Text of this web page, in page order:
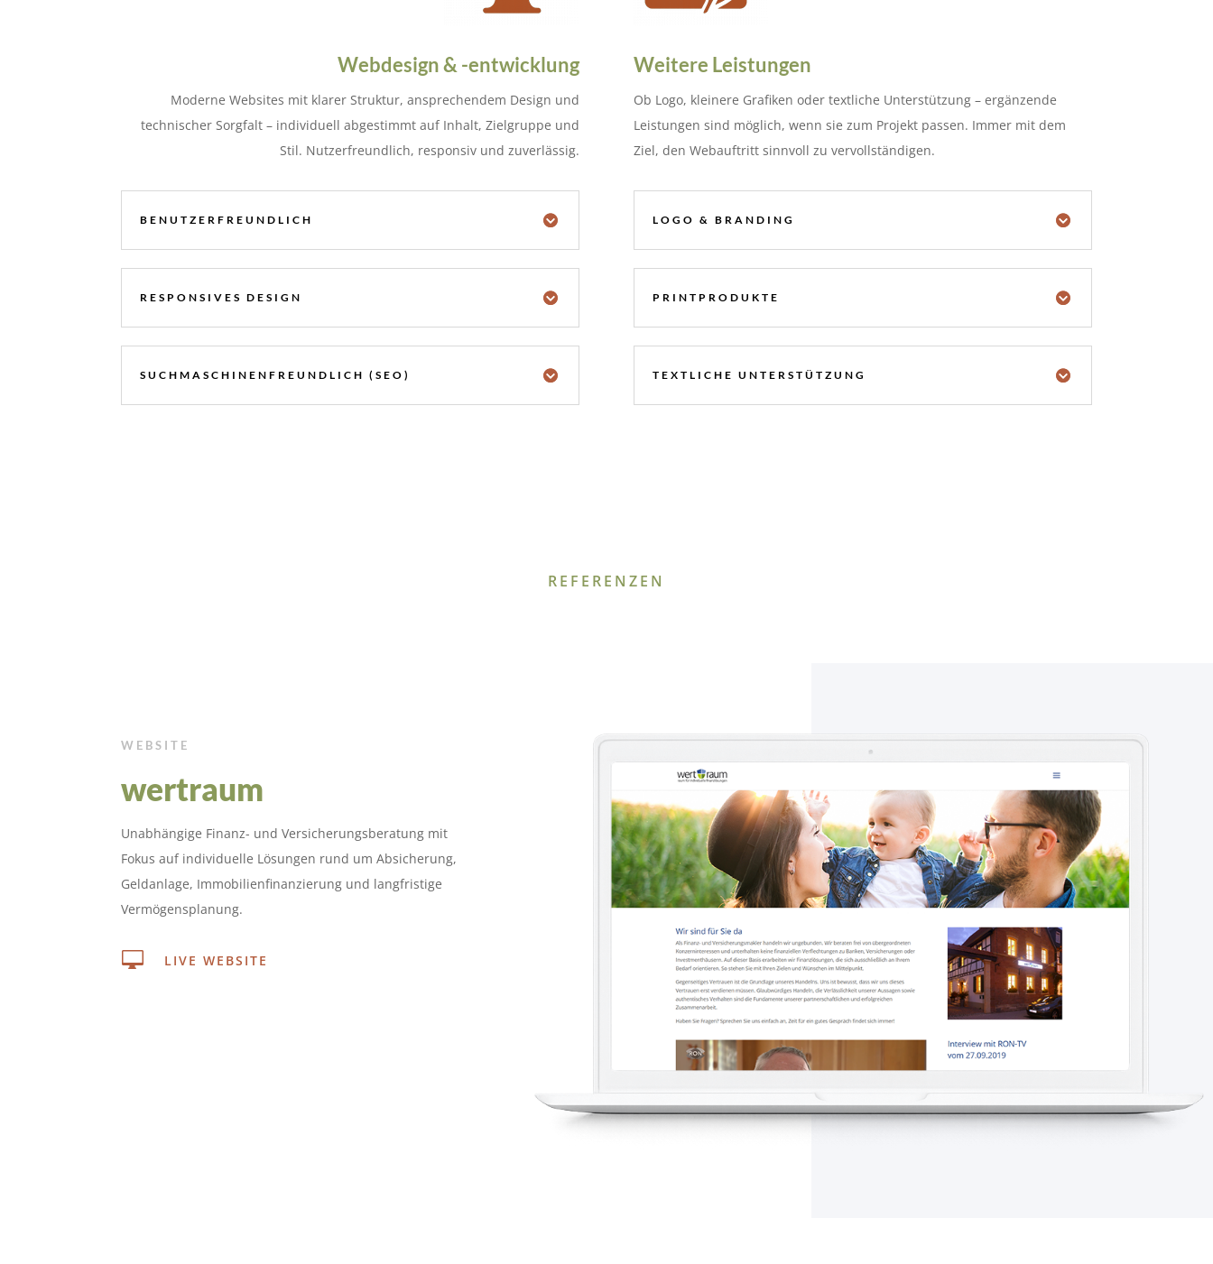
Webdesign & -entwicklung
Moderne Websites mit klarer Struktur, ansprechendem Design und
technischer Sorgfalt – individuell abgestimmt auf Inhalt, Zielgruppe und
Stil. Nutzerfreundlich, responsiv und zuverlässig.
BENUTZERFREUNDLICH
RESPONSIVES DESIGN
SUCHMASCHINENFREUNDLICH (SEO)
Weitere Leistungen
Ob Logo, kleinere Grafiken oder textliche Unterstützung – ergänzende
Leistungen sind möglich, wenn sie zum Projekt passen. Immer mit dem
Ziel, den Webauftritt sinnvoll zu vervollständigen.
LOGO & BRANDING
PRINTPRODUKTE
TEXTLICHE UNTERSTÜTZUNG
REFERENZEN
WEBSITE
wertraum
Unabhängige Finanz- und Versicherungsberatung mit
Fokus auf individuelle Lösungen rund um Absicherung,
Geldanlage, Immobilienfinanzierung und langfristige
Vermögensplanung.
 LIVE WEBSITE